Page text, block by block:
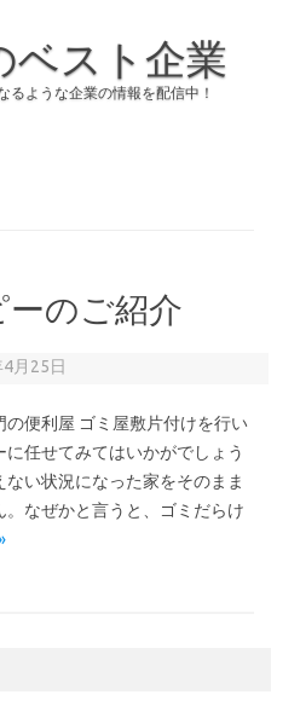
ベスト企業
るような企業の情報を配信中！
のご紹介
月25日
便利屋 ゴミ屋敷片付けを行い
任せてみてはいかがでしょう
い状況になった家をそのまま
なぜかと言うと、ゴミだらけ